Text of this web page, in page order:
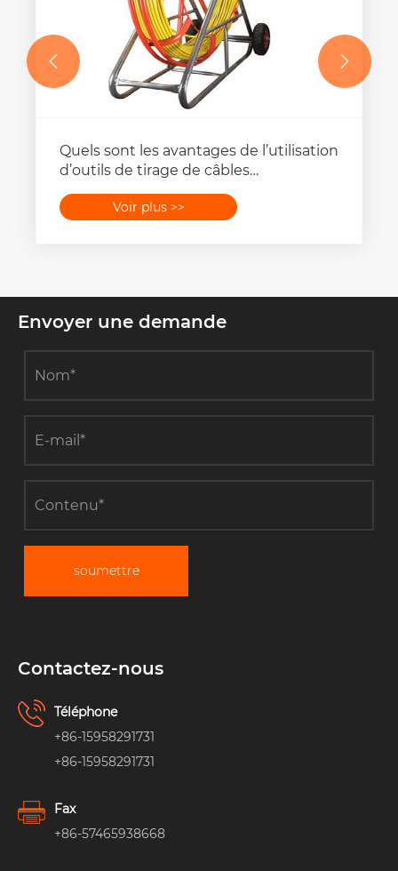
Quels sont les avantages de l’utilisation
d’outils de tirage de câbles
électriques ?
Voir plus >>
 
Envoyer une demande
soumettre
Contactez-nous
Téléphone
+86-15958291731
+86-15958291731
Fax
+86-57465938668